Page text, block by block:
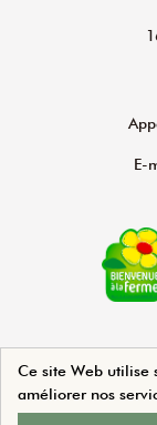
E-
Ce site Web utilise
améliorer nos